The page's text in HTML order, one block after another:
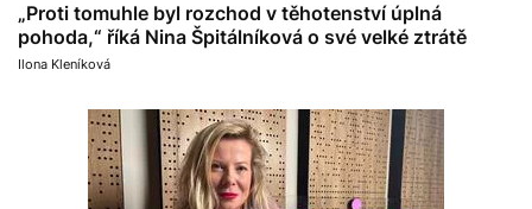
„Proti tomuhle byl rozchod v těhotenství úplná
pohoda,“ říká Nina Špitálníková o své velké ztrátě
Ilona Kleníková